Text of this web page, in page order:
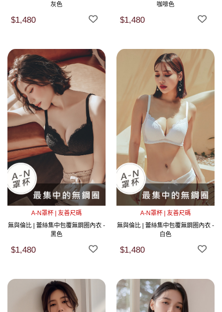
灰色
$1,480
咖啡色
$1,480
A-N罩杯 | 友善尺碼
無與倫比 | 蕾絲集中包覆無鋼圈內衣 -
黑色
$1,480
A-N罩杯 | 友善尺碼
無與倫比 | 蕾絲集中包覆無鋼圈內衣 -
白色
$1,480